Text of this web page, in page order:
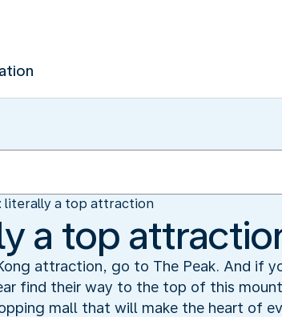
literally a top attraction
a top
attraction, go to The Peak. And if
find their way to the top of this
mall that will make the heart of